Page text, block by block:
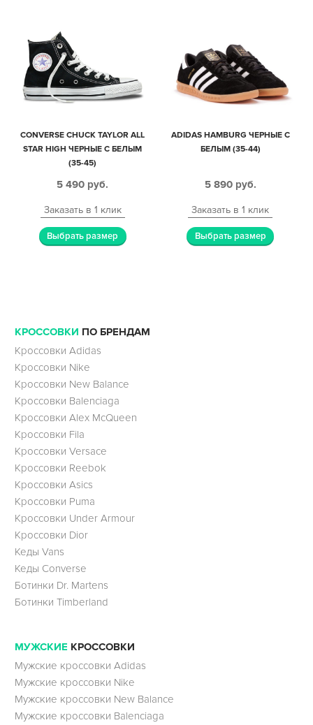
CONVERSE CHUCK TAYLOR ALL
STAR HIGH ЧЕРНЫЕ С БЕЛЫМ
(35-45)
5 490 руб.
Заказать в 1 клик
Выбрать размер
ADIDAS HAMBURG ЧЕРНЫЕ С
БЕЛЫМ (35-44)
5 890 руб.
Заказать в 1 клик
Выбрать размер
КРОССОВКИ ПО БРЕНДАМ
Кроссовки Adidas
Кроссовки Nike
Кроссовки New Balance
Кроссовки Balenciaga
Кроссовки Alex McQueen
Кроссовки Fila
Кроссовки Versace
Кроссовки Reebok
Кроссовки Asics
Кроссовки Puma
Кроссовки Under Armour
Кроссовки Dior
Кеды Vans
Кеды Converse
Ботинки Dr. Martens
Ботинки Timberland
МУЖСКИЕ КРОССОВКИ
Мужские кроссовки Adidas
Мужские кроссовки Nike
Мужские кроссовки New Balance
Мужские кроссовки Balenciaga